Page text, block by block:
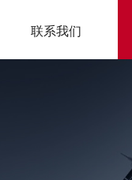
联系我们